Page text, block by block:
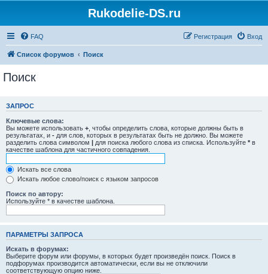
Rukodelie-DS.ru
FAQ Вход
Регистрация
Список форумов Поиск
Поиск
ЗАПРОС
Ключевые слова:
Вы можете использовать + , чтобы определить слова, которые должны быть в
результатах, и - для слов, которых в результатах быть не должно. Вы можете
разделить слова символом | для поиска любого слова из списка. Используйте * в
качестве шаблона для частичного совпадения.
Искать все слова
Искать любое слово/поиск с языком запросов
Поиск по автору:
Используйте * в качестве шаблона.
ПАРАМЕТРЫ ЗАПРОСА
Искать в форумах:
Выберите форум или форумы, в которых будет произведён поиск. Поиск в
подфорумах производится автоматически, если вы не отключили
соответствующую опцию ниже.